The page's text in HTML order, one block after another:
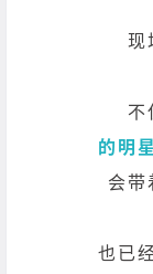
现
不
的明
会带
也已